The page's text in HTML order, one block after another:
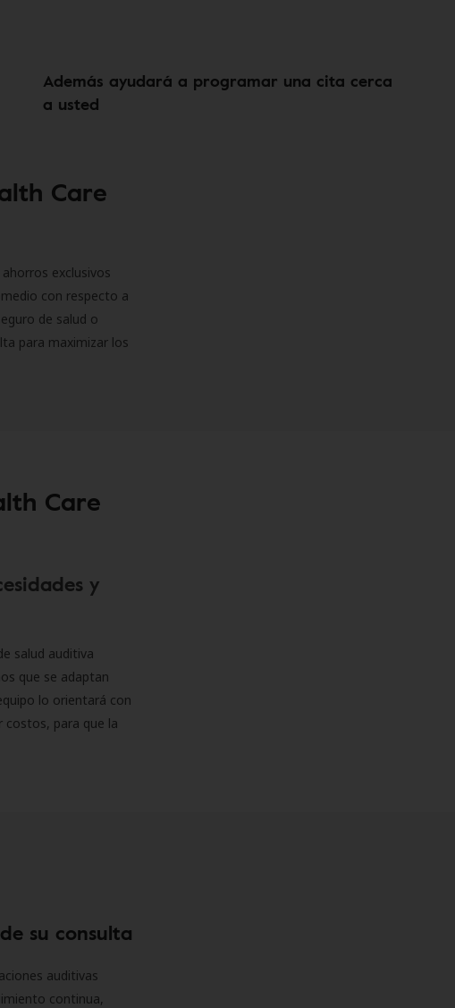
Además ayudará a programar una cita cerca
a usted
Care
exclusivos
con respecto a
de salud o
para maximizar los
Care
y
salud auditiva
que se adaptan
lo orientará con
costos, para que la
su consulta
auditivas
continua,